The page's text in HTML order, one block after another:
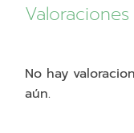
Valoraciones
No hay
aún.